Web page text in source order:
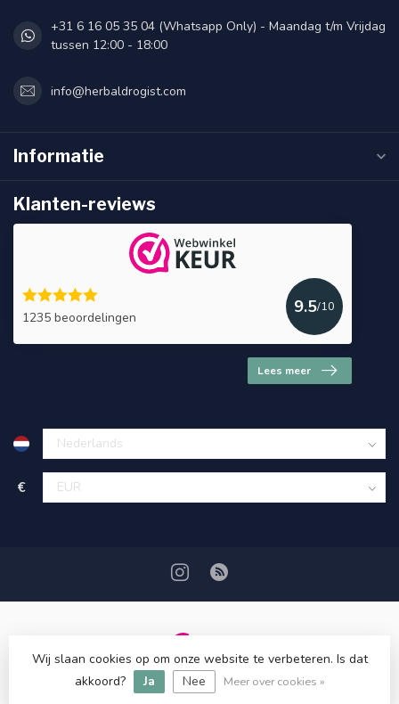
+31 6 16 05 35 04 (Whatsapp Only) - Maandag t/m Vrijdag
tussen 12:00 - 18:00
info@herbaldrogist.com
Informatie
Klanten-reviews
1235 beoordelingen
9.5/10
Lees meer
€
© Copyright 2026 HerbalDrogist.com
Wij slaan cookies op om onze website te verbeteren. Is dat
akkoord?
Ja Nee Meer over cookies »